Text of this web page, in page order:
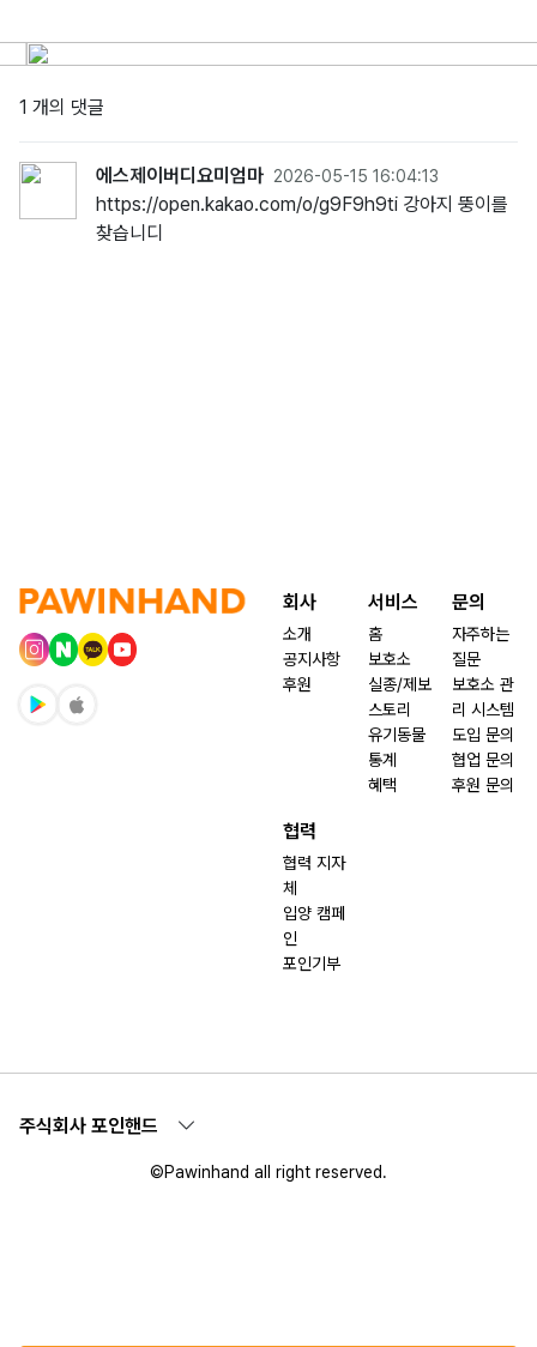
1 개의 댓글
에스제이버디요미엄마 2026-05-15 16:04:13
https://open.kakao.com/o/g9F9h9ti 강아지 뚱이를
찾습니디
회사
소개
공지사항
후원
서비스
홈
보호소
실종/제보
스토리
유기동물
통계
혜택
문의
자주하는
질문
보호소 관
리 시스템
도입 문의
협업 문의
후원 문의
협력
협력 지자
체
입양 캠페
인
포인기부
주식회사 포인핸드
©Pawinhand all right reserved.